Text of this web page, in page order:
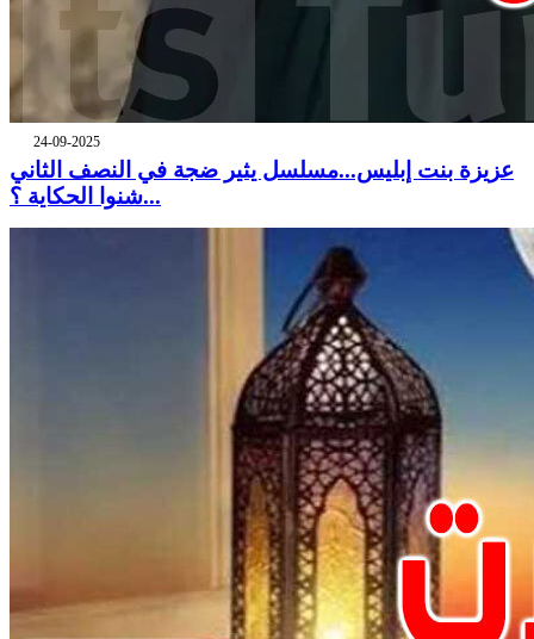
24-09-2025
عزيزة بنت إبليس...مسلسل يثير ضجة في النصف الثاني
...شنوا الحكاية ؟